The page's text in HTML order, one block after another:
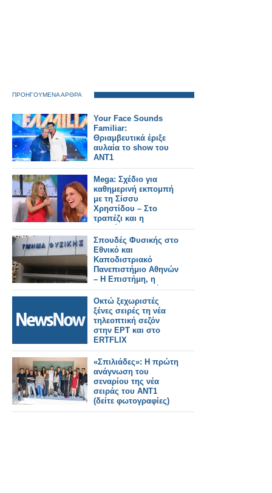
ΠΡΟΗΓΟΥΜΕΝΑ ΑΡΘΡΑ
Your Face Sounds
Familiar:
Θριαμβευτικά έριξε
αυλαία το show του
ΑΝΤ1
Mega: Σχέδιο για
καθημερινή εκπομπή
με τη Σίσσυ
Χρηστίδου – Στο
τραπέζι και η
μετακίνηση της
Αναστασίας Γιάμαλη
Σπουδές Φυσικής στο
Εθνικό και
Καποδιστριακό
Πανεπιστήμιο Αθηνών
– Η Επιστήμη, η
Έρευνα, η Διεθνής
Αναγνώριση, οι
Επαγγελματικές
Προοπτικές
Οκτώ ξεχωριστές
ξένες σειρές τη νέα
τηλεοπτική σεζόν
στην ΕΡΤ και στο
ERTFLIX
«Σπιλιάδες»: Η πρώτη
ανάγνωση του
σεναρίου της νέα
σειράς του ΑΝΤ1
(δείτε φωτογραφίες)